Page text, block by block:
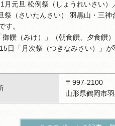
月元旦 松例祭（しょうれいさい）
祭（さいたんさい） 羽黒山・三神
す。
御饌（みけ）」（朝食饌、夕食饌
日「月次祭（つきなみさい）」
〒997-2100
山形県鶴岡市